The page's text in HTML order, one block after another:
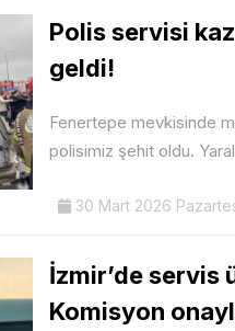
Polis servisi
geldi!
Fenertepe mevkisinde
polisimiz şehit oldu.
30 Mart 2026
İzmir’de servis
Komisyon